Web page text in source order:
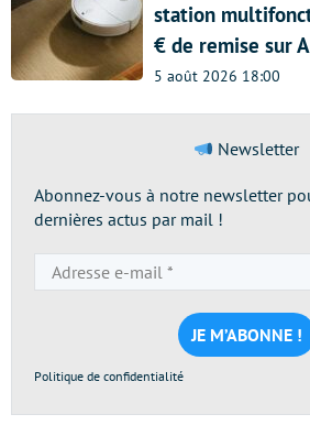
station
€ de remise sur
5 août 2026 18:00
Newsletter
Abonnez-vous à notre newsletter
dernières actus par mail !
e-
mail
*
Politique de confidentialité